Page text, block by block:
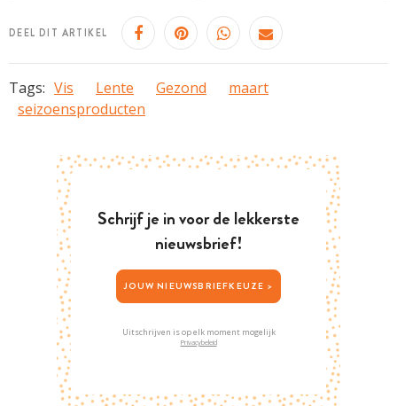
DEEL DIT ARTIKEL
Tags: Vis Lente Gezond
maart
seizoensproducten
Schrijf je in voor de lekkerste
nieuwsbrief!
JOUW NIEUWSBRIEFKEUZE >
Uitschrijven is op elk moment mogelijk
Privacybeleid